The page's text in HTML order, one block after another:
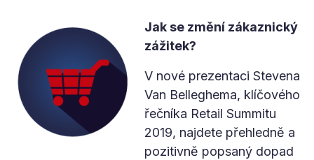
Jak se změní zákaznický
zážitek?
V nové prezentaci Stevena
Van Belleghema, klíčového
řečníka Retail Summitu
2019, najdete přehledně a
pozitivně popsaný dopad